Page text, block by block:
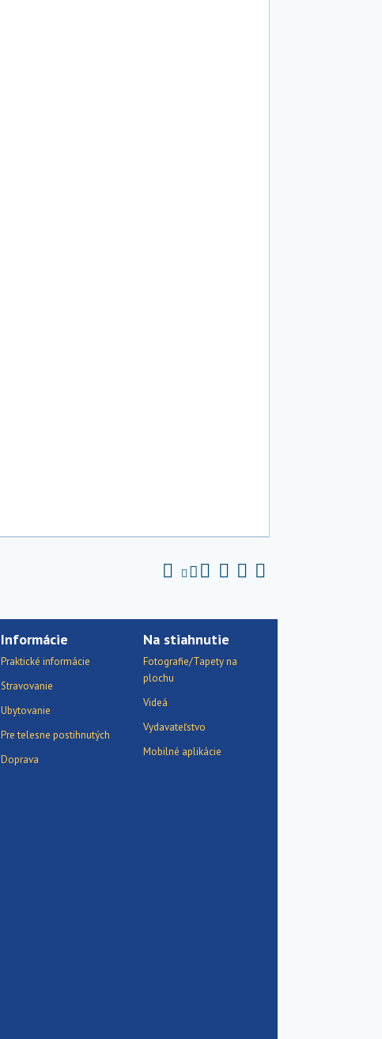
Informácie
Praktické informácie
Stravovanie
Ubytovanie
Pre telesne postihnutých
Doprava
Na stiahnutie
Fotografie/Tapety na
plochu
Videá
Vydavateľstvo
Mobilné aplikácie